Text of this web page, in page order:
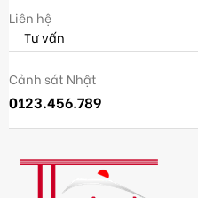
Liên hệ
Tư vấn
Cảnh sát Nhật
0123.456.789